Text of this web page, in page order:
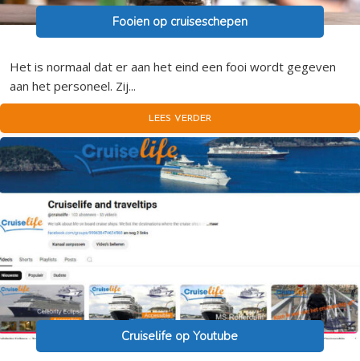
Fooien op cruiseschepen
Het is normaal dat er aan het eind een fooi wordt gegeven
aan het personeel. Zij...
LEES VERDER
Cruiselife op Youtube